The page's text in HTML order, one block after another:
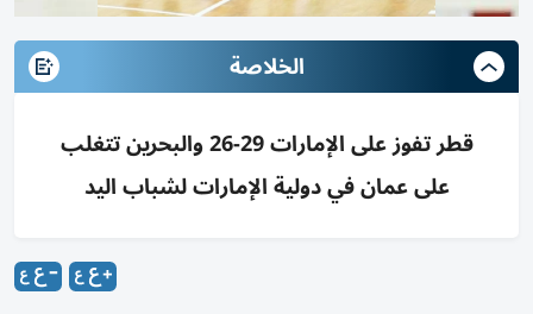
الخلاصة
قطر تفوز على الإمارات 29-26 والبحرين تتغلب
على عمان في دولية الإمارات لشباب اليد